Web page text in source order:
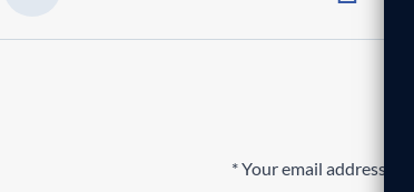
Your email address
*